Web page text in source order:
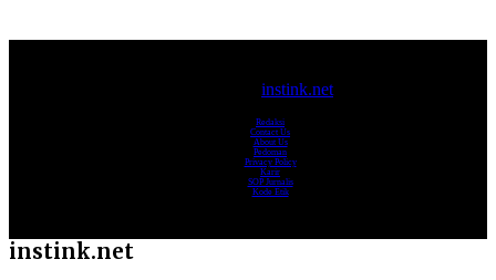
instink.net
Redaksi
Contact Us
About Us
Pedoman
Privacy Policy
Karir
SOP Jurnalis
Kode Etik
instink.net